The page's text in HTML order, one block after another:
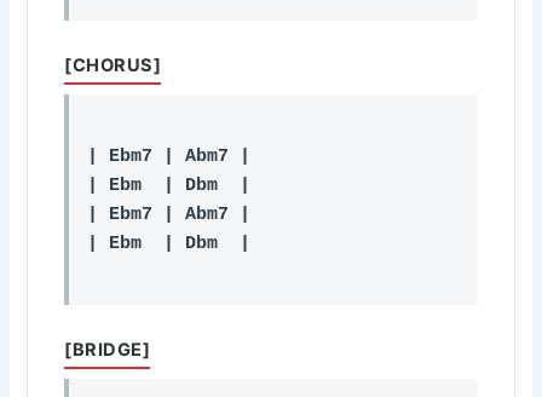
[CHORUS]
| Ebm7 | Abm7 |
| Ebm  | Dbm  |
| Ebm7 | Abm7 |
| Ebm  | Dbm  |
[BRIDGE]